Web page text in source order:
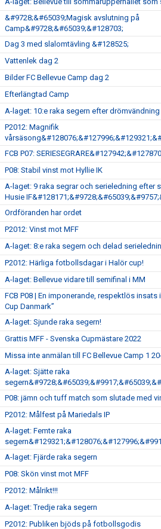
&#9728;&#65039;Magisk avslutning på
Camp&#9728;&#65039;&#128703;
Dag 3 med slalomtävling &#128525;
Vattenlek dag 2
Bilder FC Bellevue Camp dag 2
Efterlängtad Camp
A-laget: 10:e raka segern efter drömvändning
P2012: Magnifik
FCB P07:
P08: Stabil vinst mot Hyllie IK
A-laget: 9 raka segrar och serieledning efter
Husie
Ordföranden har ordet
P2012: Vinst mot MFF
A-laget: 8:e raka segern och delad
P2012: Härliga fotbollsdagar i Halör cup!
A-laget: Bellevue vidare till semifinal i MM
FCB P08 | En imponerande, respektlös insats
Cup Danmark”
A-laget: Sjunde raka segern!
Grattis MFF - Svenska Cupmästare 2022
Missa inte anmälan till FC Bellevue Camp 1
A-laget: Sjätte raka
P08: jämn och tuff match som slutade med
P2012: Målfest på Mariedals IP
A-laget: Femte raka
A-laget: Fjärde raka segern
P08: Skön vinst mot MFF
P2012: Målrikt!!!
A-laget: Tredje raka segern
P2012: Publiken bjöds på fotbollsgodis